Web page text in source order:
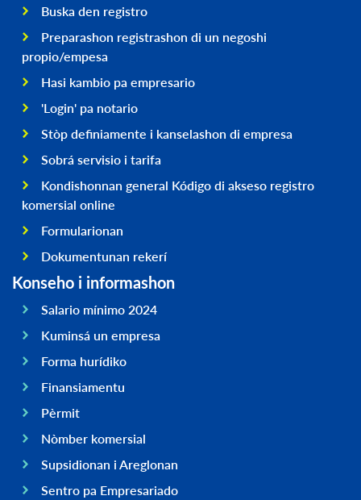
Buska den registro
Preparashon registrashon di un negoshi
propio/empesa
Hasi kambio pa empresario
'Login' pa notario
Stòp definiamente i kanselashon di empresa
Sobrá servisio i tarifa
Kondishonnan general Kódigo di akseso registro
komersial online
Formularionan
Dokumentunan rekerí
Konseho i informashon
Salario mínimo 2024
Kuminsá un empresa
Forma hurídiko
Finansiamentu
Pèrmit
Nòmber komersial
Supsidionan i Areglonan
Sentro pa Empresariado